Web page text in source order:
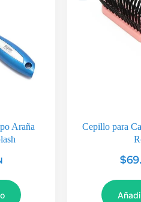
Araña
Cepillo para
$